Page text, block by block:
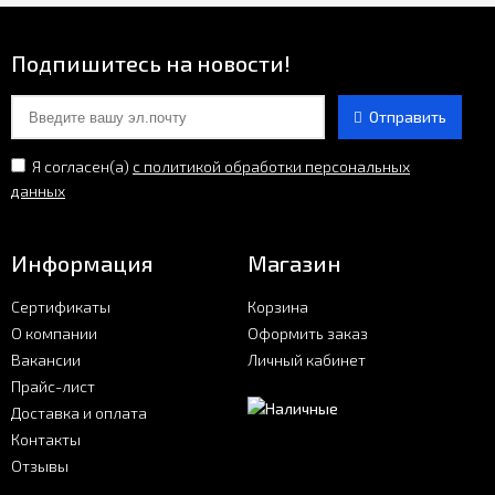
Подпишитесь на новости!
Отправить
Я согласен(a) с политикой обработки персональных
данных
Информация
Сертификаты
О компании
Вакансии
Прайс-лист
Доставка и оплата
Контакты
Отзывы
Магазин
Корзина
Оформить заказ
Личный кабинет